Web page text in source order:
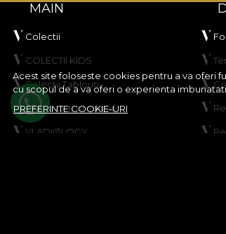
Acest site foloseste cookies pentru a va oferi
cu scopul de a va oferi o experienta
PREFERINTE COOKIE-URI
MAIN
Colectii
COLECTII KIDS
Colectii Tablouri
Creeaza-ti produsul
VLADIØLOGY